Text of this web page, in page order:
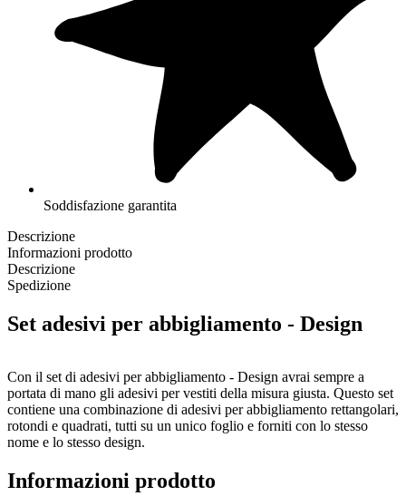
Soddisfazione garantita
Descrizione
Informazioni prodotto
Descrizione
Spedizione
Set adesivi per abbigliamento - Design
Con il set di adesivi per abbigliamento - Design avrai sempre a
portata di mano gli adesivi per vestiti della misura giusta. Questo set
contiene una combinazione di adesivi per abbigliamento rettangolari,
rotondi e quadrati, tutti su un unico foglio e forniti con lo stesso
nome e lo stesso design.
Il nostro set di adesivi per abbigliamento - Design è composto da
una combinazione di:
Informazioni prodotto